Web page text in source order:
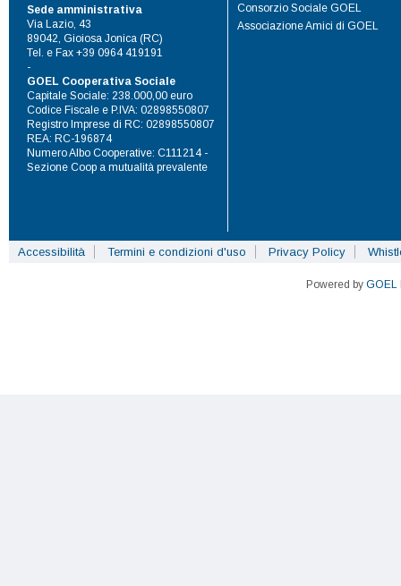
Sede amministrativa
Via Lazio, 43
89042, Gioiosa Jonica (RC)
Tel. e Fax +39 0964 419191
-
GOEL Cooperativa Sociale
Capitale Sociale: 238.000,00 euro
Codice Fiscale e P.IVA: 02898550807
Registro Imprese di RC: 02898550807
REA: RC-196874
Numero Albo Cooperative: C111214 -
Sezione Coop a mutualità prevalente
Consorzio Sociale GOEL
Associazione Amici di GOEL
Accessibilità Termini e condizioni d'uso Privacy Policy
Powered by GOEL